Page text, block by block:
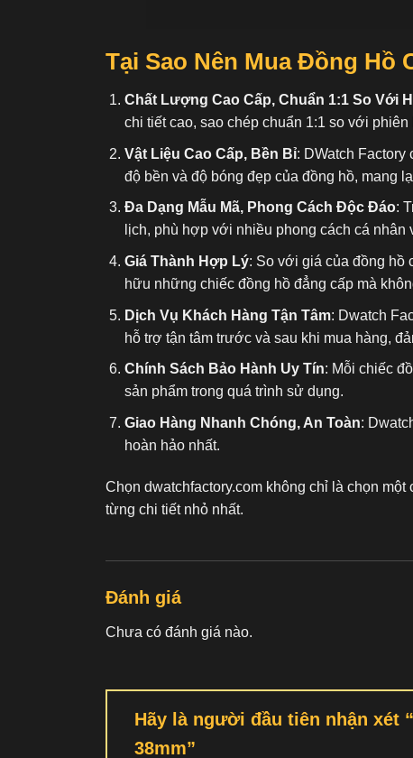
Tại Sao Nên Mua Đồng Hồ
Chất Lượng Cao Cấp, Chuẩn 1:1 So Với
chi tiết cao, sao chép chuẩn 1:1 so với
Vật Liệu Cao Cấp, Bền Bỉ: DWatch Factory
độ bền và độ bóng đẹp của đồng hồ, mang
Đa Dạng Mẫu Mã, Phong Cách Độc Đáo:
lịch, phù hợp với nhiều phong cách cá nhân
Giá Thành Hợp Lý: So với giá của đồng hồ
hữu những chiếc đồng hồ đẳng cấp mà
Dịch Vụ Khách Hàng Tận Tâm: Dwatch
hỗ trợ tận tâm trước và sau khi mua hàng,
Chính Sách Bảo Hành Uy Tín: Mỗi chiếc
sản phẩm trong quá trình sử dụng.
Giao Hàng Nhanh Chóng, An Toàn:
hoàn hảo nhất.
Chọn dwatchfactory.com không chỉ là chọn một
từng chi tiết nhỏ nhất.
Đánh giá
Chưa có đánh giá nào.
Hãy là người đầu tiên nhận xét
38mm”